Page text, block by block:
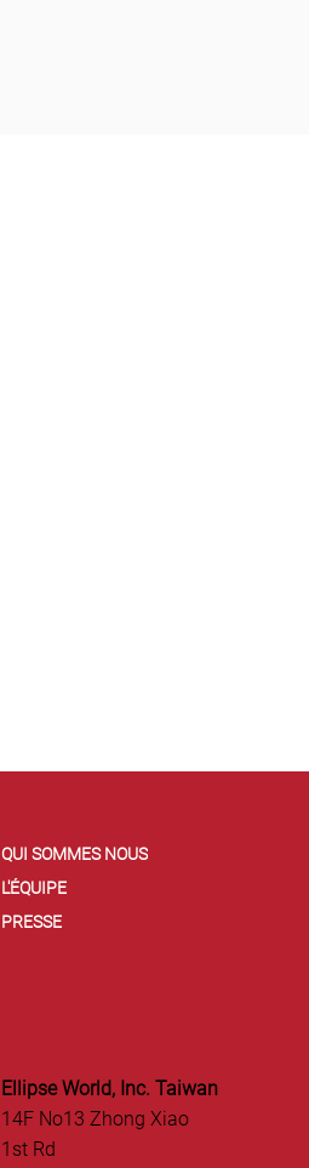
QUI SOMMES NOUS
L'ÉQUIPE
PRESSE
Ellipse World, Inc. Taiwan
14F No13 Zhong Xiao
1st Rd